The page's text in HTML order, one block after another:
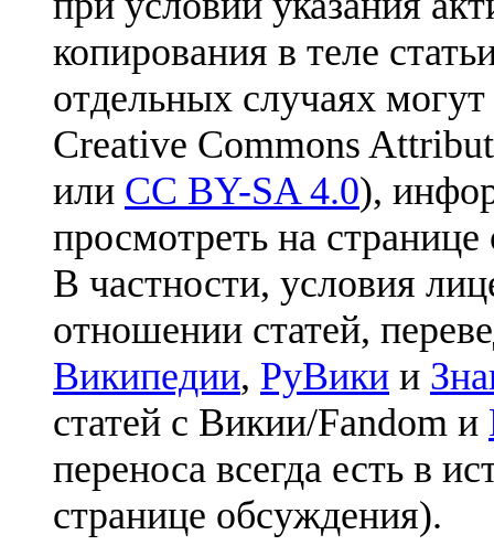
копирования в теле
отдельных случаях
Creative Commons
или CC BY-SA 4.0),
просмотреть на
В частности, условия
отношении статей,
Википедии, РуВики и
статей с Викии/Fandom и
переноса всегда есть в
странице обсуждения).